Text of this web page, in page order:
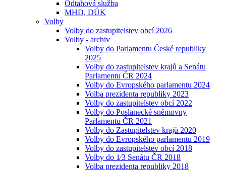
Odtahová služba
MHD, DÚK
Volby
Volby do zastupitelstev obcí 2026
Volby - archiv
Volby do Parlamentu České republiky
2025
Volby do zastupitelstev krajů a Senátu
Parlamentu ČR 2024
Volby do Evropského parlamentu 2024
Volba prezidenta republiky 2023
Volby do zastupitelstev obcí 2022
Volby do Poslanecké sněmovny
Parlamentu ČR 2021
Volby do Zastupitelstev krajů 2020
Volby do Evropského parlamentu 2019
Volby do zastupitelstev obcí 2018
Volby do 1⁄3 Senátu ČR 2018
Volba prezidenta republiky 2018